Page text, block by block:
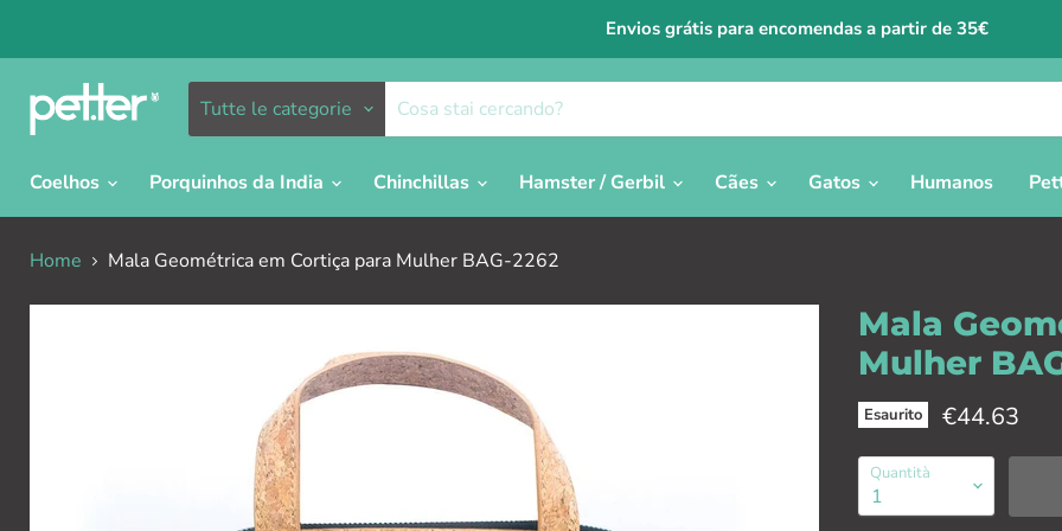
Envios grátis para encomendas a partir de 35€
Tutte le categorie
Coelhos Porquinhos da India Chinchillas Hamster / Gerbil Cães Gatos Humanos
Home Mala Geométrica em Cortiça para Mulher BAG-2262
Mala
Mulher
Esaurito Prezzo
€44.63
Quantità